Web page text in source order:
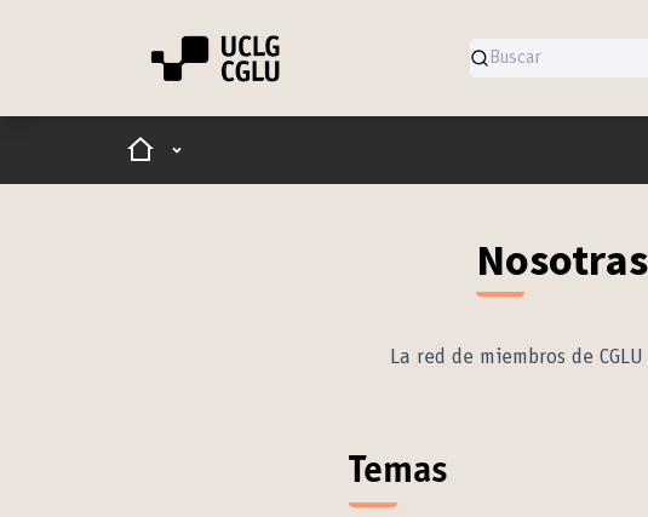
InicioMenú principal
La red de miembros de
Temas